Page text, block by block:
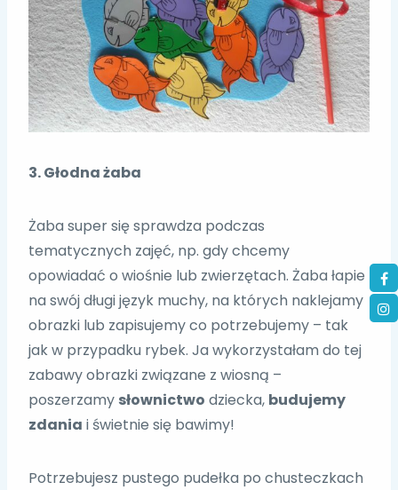
3. Głodna żaba
Żaba super się sprawdza podczas
tematycznych zajęć, np. gdy chcemy
opowiadać o wiośnie lub zwierzętach. Żaba łapie
na swój długi język muchy, na których naklejamy
obrazki lub zapisujemy co potrzebujemy – tak
jak w przypadku rybek. Ja wykorzystałam do tej
zabawy obrazki związane z wiosną –
poszerzamy słownictwo dziecka, budujemy
zdania i świetnie się bawimy!
Potrzebujesz pustego pudełka po chusteczkach